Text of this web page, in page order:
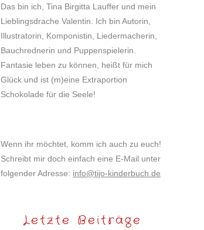
Das bin ich, Tina Birgitta Lauffer und mein
Lieblingsdrache Valentin. Ich bin Autorin,
Illustratorin, Komponistin, Liedermacherin,
Bauchrednerin und Puppenspielerin.
Fantasie leben zu können, heißt für mich
Glück und ist (m)eine Extraportion
Schokolade für die Seele!
Wenn ihr möchtet, komm ich auch zu euch!
Schreibt mir doch einfach eine E-Mail unter
folgender Adresse: info@tijo-kinderbuch.de
Letzte Beiträge